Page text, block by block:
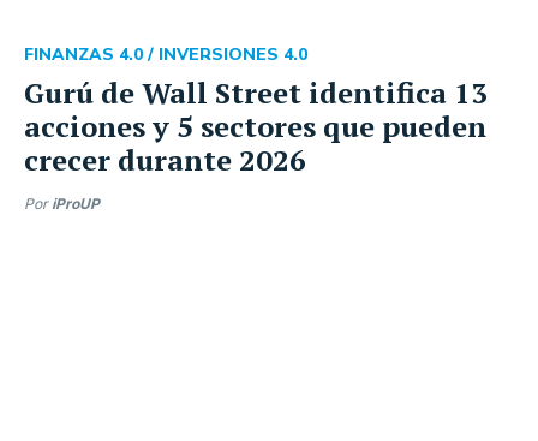
Gurú de Wall Street identifica 13
acciones y 5 sectores que pueden
crecer durante 2026
FINANZAS 4.0 / INVERSIONES 4.0
Por iProUP